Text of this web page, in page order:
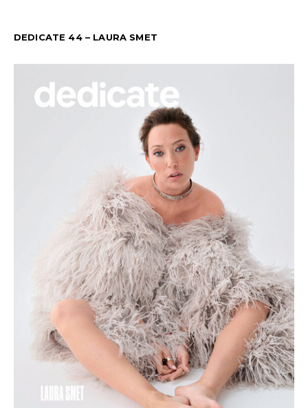
DEDICATE 44 – LAURA SMET